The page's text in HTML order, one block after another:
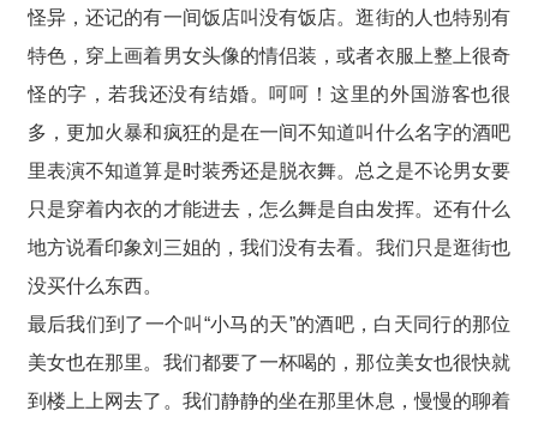
怪异，还记的有一间饭店叫没有饭店。逛街的人也特别有
特色，穿上画着男女头像的情侣装，或者衣服上整上很奇
怪的字，若我还没有结婚。呵呵！这里的外国游客也很
多，更加火暴和疯狂的是在一间不知道叫什么名字的酒吧
里表演不知道算是时装秀还是脱衣舞。总之是不论男女要
只是穿着内衣的才能进去，怎么舞是自由发挥。还有什么
地方说看印象刘三姐的，我们没有去看。我们只是逛街也
没买什么东西。
最后我们到了一个叫“小马的天”的酒吧，白天同行的那位
美女也在那里。我们都要了一杯喝的，那位美女也很快就
到楼上上网去了。我们静静的坐在那里休息，慢慢的聊着